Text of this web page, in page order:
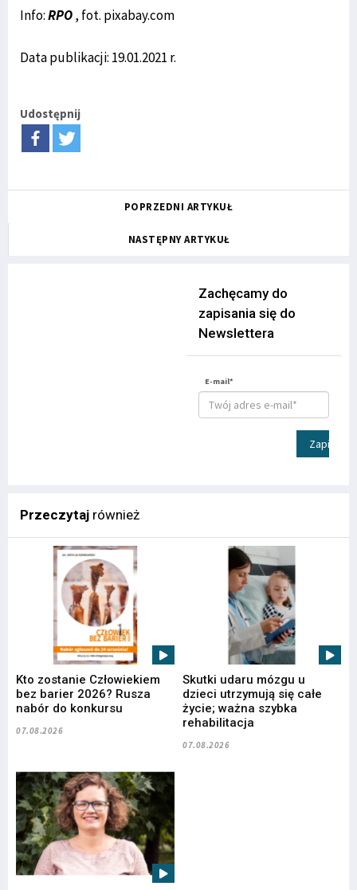
Info:RPO, fot. pixabay.com
Data publikacji: 19.01.2021 r.
Udostępnij
POPRZEDNI ARTYKUŁ
NASTĘPNY ARTYKUŁ
Zachęcamy do
zapisania się do
Newslettera
E-mail*
Zapisz
Przeczytaj również
Kto zostanie Człowiekiem
bez barier 2026? Rusza
nabór do konkursu
07.08.2026
Skutki udaru mózgu u
dzieci utrzymują się całe
życie; ważna szybka
rehabilitacja
07.08.2026